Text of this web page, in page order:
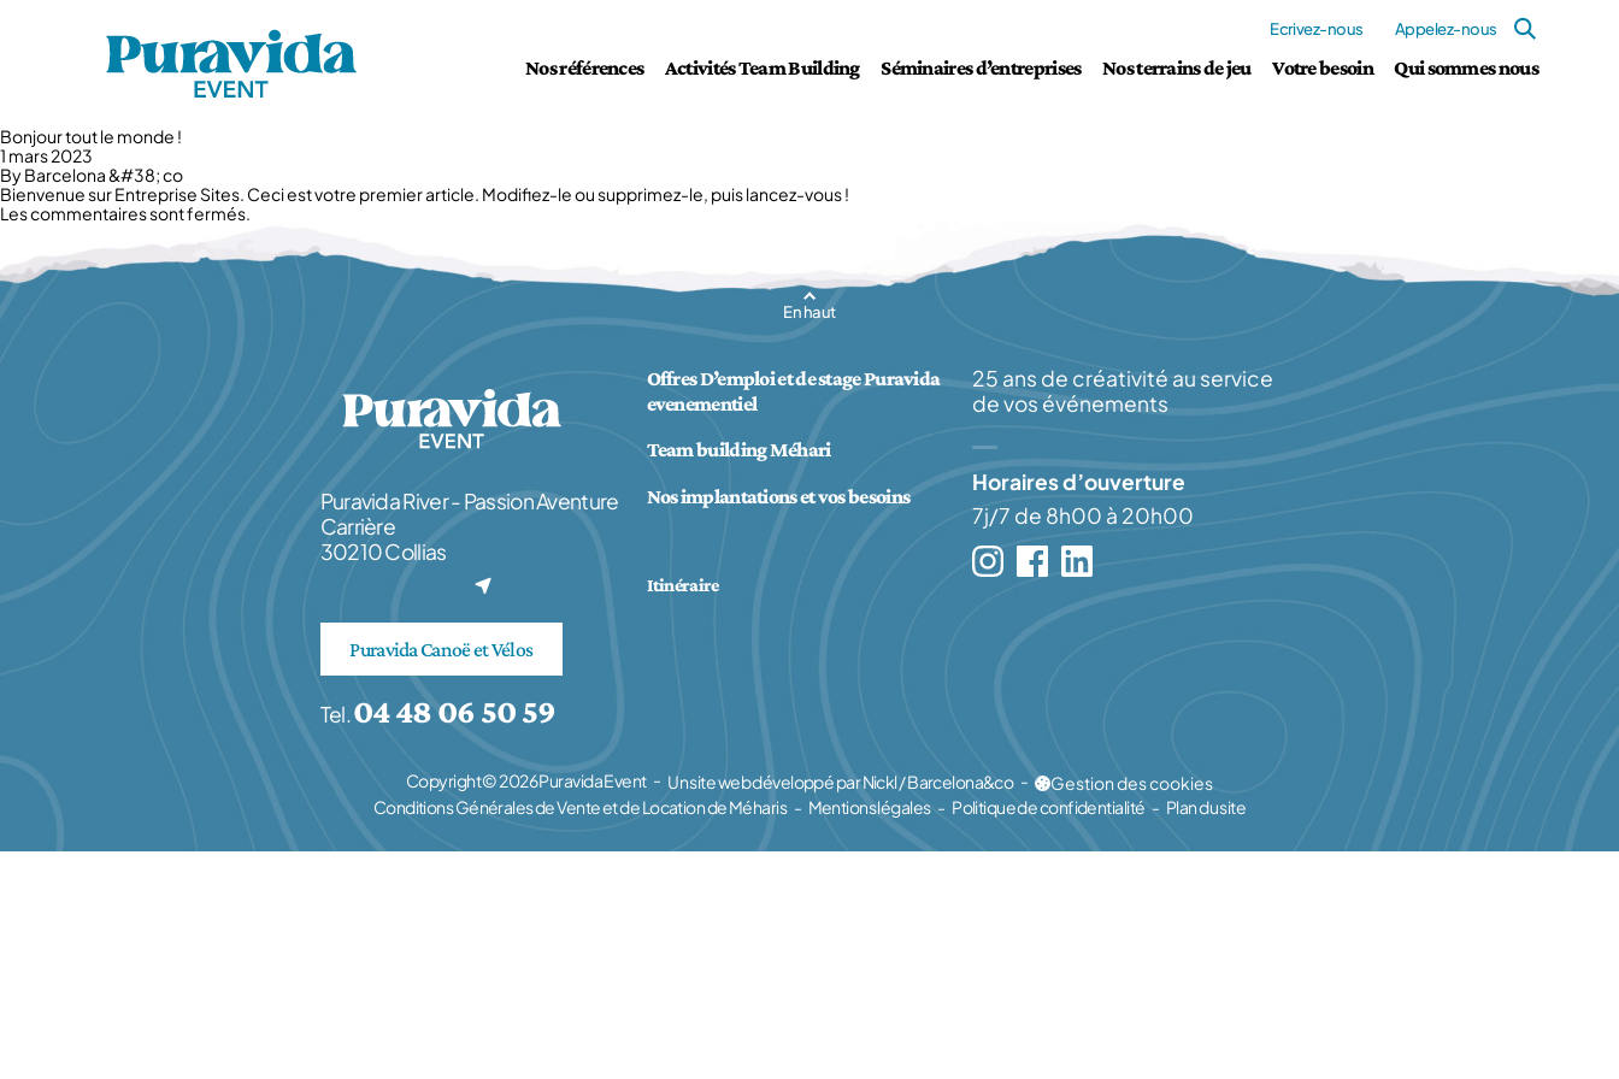
Nos références Activités Team Building Séminaires d’entreprises Nos terrains de jeu Votre besoin Qui sommes nous
Ecrivez-nous Appelez-nous
Bonjour tout le monde !
1 mars 2023
ByBarcelona &#38; co
Bienvenue surEntreprise Sites. Ceci est votre premier article. Modifiez-le ou supprimez-le, puis lancez-vous !
Les commentaires sont fermés.
En haut
Puravida River - Passion Aventure
Carrière
30210 Collias
Itinéraire
Puravida Canoë et Vélos
Tel.04 48 06 50 59
Offres D’emploi et de stage Puravida
evenementiel
Team building Méhari
Nos implantations et vos besoins
25 ans de créativité au service
de vos événements
Horaires d’ouverture
7j/7 de 8h00 à 20h00
Copyright © 2026 Puravida Event Un site web développé par Nickl / Barcelona&co
(nouvel onglet)
Gestion des cookies
Conditions Générales de Vente et de Location de Méharis
Mentions légales Politique de confidentialité Plan du site